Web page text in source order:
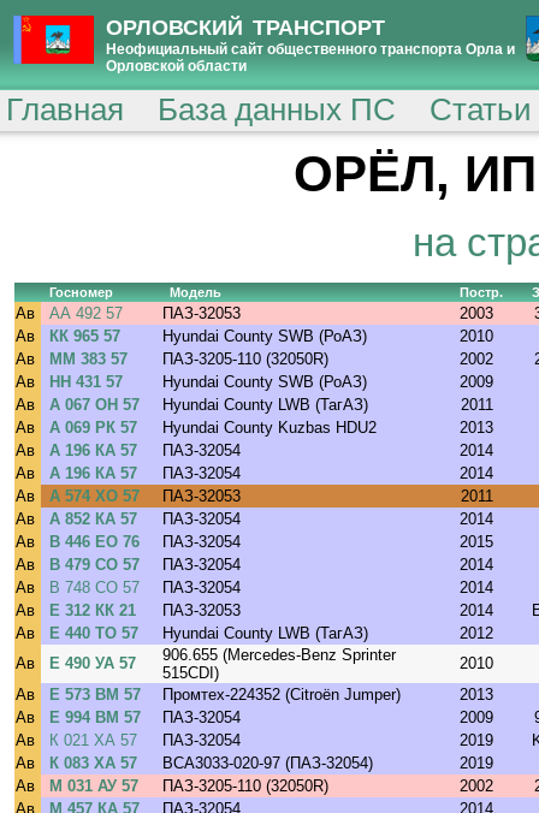
ОРЛОВСКИЙ ТРАНСПОРТ
Неофициальный сайт общественного транспорта Орла и
Орловской области
Главная База данных ПС
ОРЁЛ,
на
Госномер Модель Постр.
Ав АА 492 57 ПАЗ-32053 2003
Ав
КК 965 57 Hyundai County SWB (РоАЗ)
2010
Ав
ММ 383 57 ПАЗ-3205-110 (32050R) 2002
Ав
НН 431 57 Hyundai County SWB (РоАЗ)
2009
Ав
А 067 ОН 57 Hyundai County LWB (ТагАЗ)
2011
Ав
А 069 РК 57 Hyundai County Kuzbas HDU2
2013
Ав
А 196 КА 57 ПАЗ-32054
2014
Ав
А 196 КА 57 ПАЗ-32054
2014
Ав
А 574 ХО 57 ПАЗ-32053
2011
Ав
А 852 КА 57 ПАЗ-32054
2014
Ав
В 446 ЕО 76 ПАЗ-32054
2015
Ав
В 479 СО 57 ПАЗ-32054
2014
Ав
В 748 СО 57 ПАЗ-32054
2014
Ав
Е 312 КК 21 ПАЗ-32053 2014
Ав
Е 440 ТО 57 Hyundai County LWB (ТагАЗ)
2012
Ав
Е 490 УА 57
906.655 (Mercedes-Benz Sprinter
515CDI)
2010
Ав
Е 573 ВМ 57 Промтех-224352 (Citroёn Jumper)
2013
Ав
Е 994 ВМ 57 ПАЗ-32054 2009
Ав
К 021 ХА 57 ПАЗ-32054 2019
Ав
К 083 ХА 57 ВСА3033-020-97 (ПАЗ-32054)
2019
Ав
М 031 АУ 57 ПАЗ-3205-110 (32050R) 2002
Ав
М 457 КА 57 ПАЗ-32054
2014